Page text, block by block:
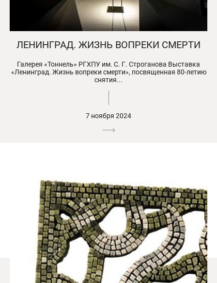
ЛЕНИНГРАД. ЖИЗНЬ ВОПРЕКИ СМЕРТИ
Галерея «Тоннель» РГХПУ им. С. Г. Строганова Выставка
«Ленинград. Жизнь вопреки смерти», посвященная 80-летию
снятия...
7 ноября 2024